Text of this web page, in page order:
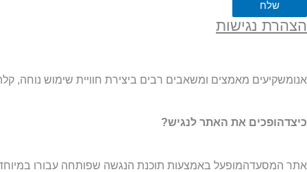
שלח
הצהרת נגישות
אנומשקיעים מאמצים ומשאבים רבים ביצירת חוויית שימוש נוחה,
כיצדהופכים את האתר לנגיש?
אתר המסעדהמופעל באמצעות תוכנת הנגשה שפותחה עבורו